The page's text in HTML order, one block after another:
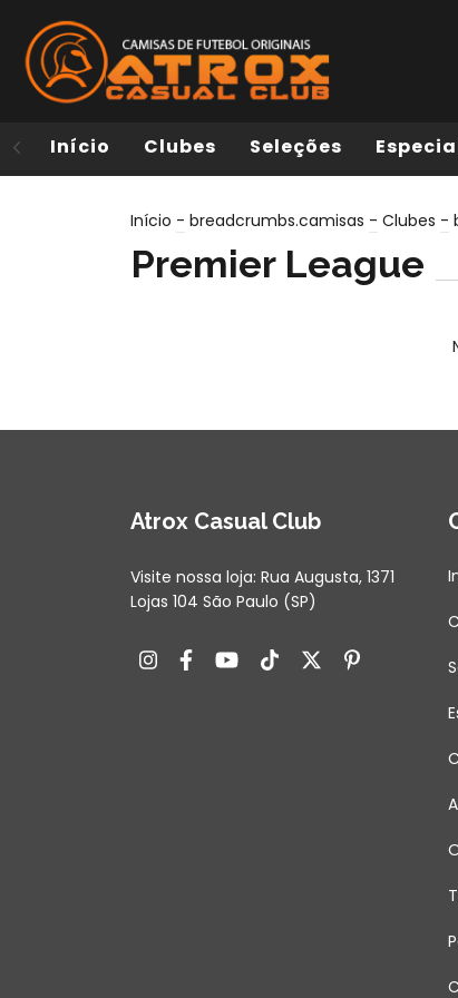
Início Clubes Seleções
Início - breadcrumbs.camisas - Clubes -
Premier League
Atrox Casual Club
Visite nossa loja: Rua Augusta, 1371
Lojas 104 São Paulo (SP)